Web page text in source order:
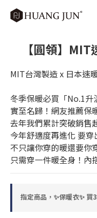
【圓領】
MIT台灣製造 x 日本速
冬季保暖必買「No.1升
實至名歸！網友推薦保
去年我們累計突破銷售
今年舒適度再進化 要
不只讓你穿的暖還要你
只需穿一件暖全身！內
指定商品，✨保暖衣✨